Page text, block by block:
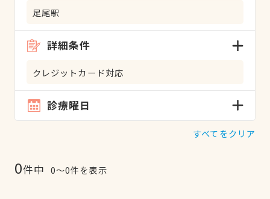
足尾駅
詳細条件
クレジットカード対応
診療曜日
すべてをクリア
0件中 0〜0件を表示